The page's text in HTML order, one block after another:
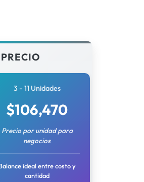
3 - 11 Unidades
$106,470
Precio por unidad para
negocios
ideal entre costo y
cantidad